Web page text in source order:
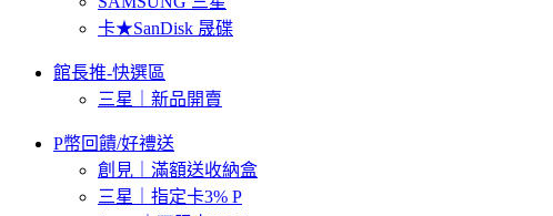
卡★SanDisk 晟碟
館長推-快選區
三星｜新品開賣
P幣回饋/好禮送
創見｜滿額送收納盒
三星｜指定卡3% P